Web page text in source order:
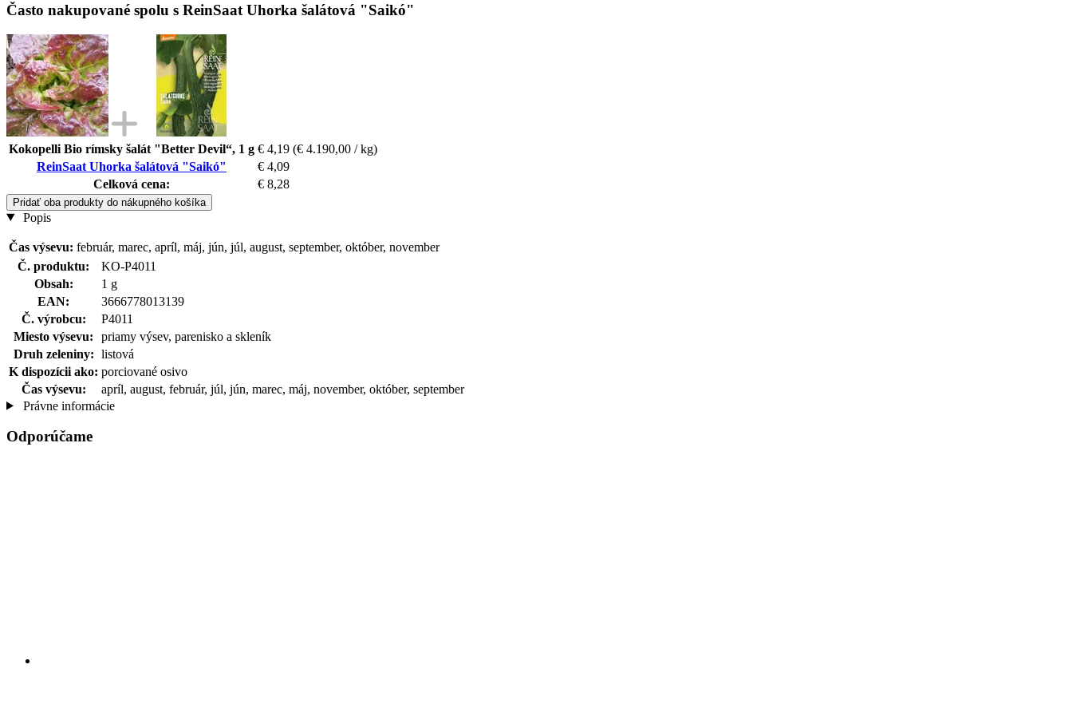
Často nakupované spolu s ReinSaat Uhorka šalátová "Saikó"
Kokopelli Bio rímsky šalát "Better Devil“, 1 g € 4,19 (€ 4.190,00 / kg)
ReinSaat Uhorka šalátová "Saikó"
€ 4,09
Celková cena:
€ 8,28
Pridať oba produkty do nákupného košíka
Popis
Čas výsevu: február, marec, apríl, máj, jún, júl, august, september, október, november
Č. produktu:
KO-P4011
Obsah:
1 g
EAN:
3666778013139
Č. výrobcu:
P4011
Miesto výsevu:
priamy výsev, parenisko a skleník
Druh zeleniny: listová
K dispozícii ako: porciované osivo
Čas výsevu:
apríl, august, február, júl, jún, marec, máj, november, október, september
Právne informácie
Odporúčame